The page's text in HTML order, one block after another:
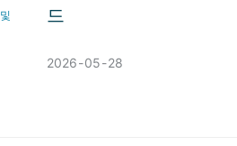
드
2026 05 28